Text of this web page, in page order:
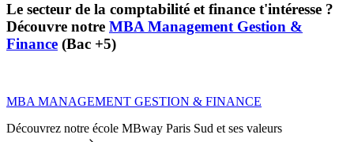
Le secteur de la comptabilité et finance t'intéresse ?
Découvre notre MBA Management Gestion &
Finance (Bac +5)
MBA MANAGEMENT GESTION & FINANCE
Découvrez notre école MBway Paris Sud et ses valeurs